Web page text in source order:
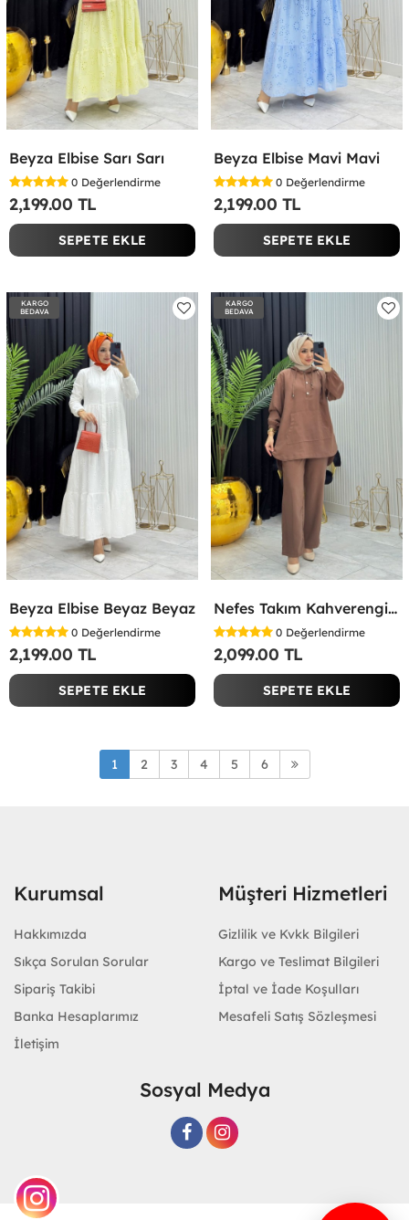
Beyza Elbise Sarı Sarı
0 Değerlendirme
2,199.00 TL
SEPETE EKLE
Beyza Elbise Mavi Mavi
0 Değerlendirme
2,199.00 TL
SEPETE EKLE
KARGO
BEDAVA
Beyza Elbise Beyaz Beyaz
0 Değerlendirme
2,199.00 TL
SEPETE EKLE
KARGO
BEDAVA
Nefes Takım Kahverengi Kahverengi
0 Değerlendirme
2,099.00 TL
SEPETE EKLE
1 2 3 4 5 6
Kurumsal
Hakkımızda
Sıkça Sorulan Sorular
Sipariş Takibi
Banka Hesaplarımız
İletişim
Müşteri Hizmetleri
Gizlilik ve Kvkk Bilgileri
Kargo ve Teslimat Bilgileri
İptal ve İade Koşulları
Mesafeli Satış Sözleşmesi
Sosyal Medya